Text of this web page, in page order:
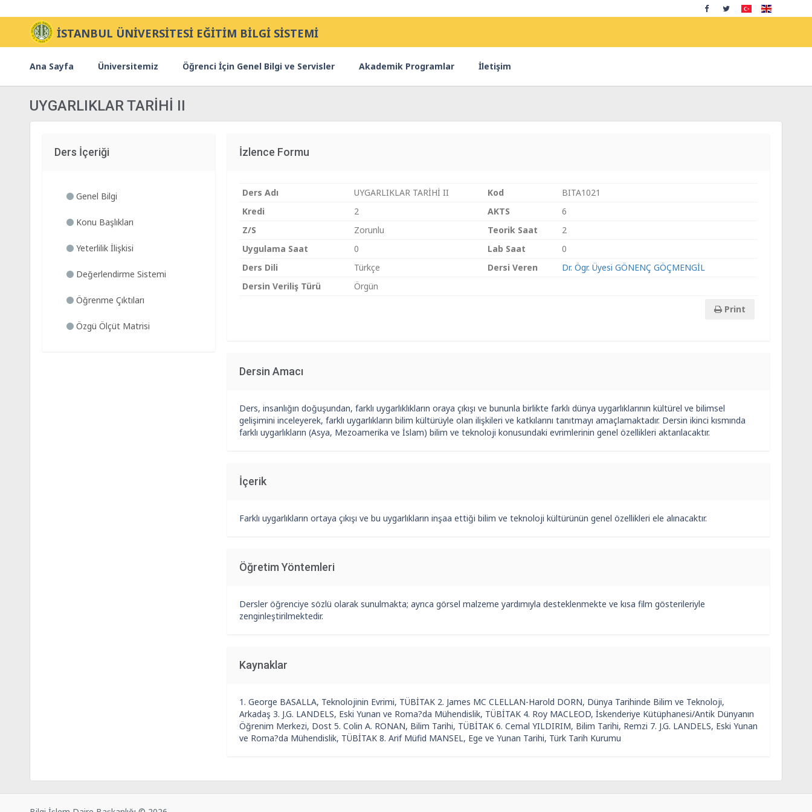
İSTANBUL ÜNİVERSİTESİ EĞİTİM BİLGİ SİSTEMİ
Ana Sayfa Üniversitemiz Öğrenci İçin Genel Bilgi ve Servisler Akademik Programlar İletişim
UYGARLIKLAR TARİHİ II
Ders İçeriği
Genel Bilgi
Konu Başlıkları
Yeterlilik İlişkisi
Değerlendirme Sistemi
Öğrenme Çıktıları
Özgü Ölçüt Matrisi
İzlence Formu
Ders Adı UYGARLIKLAR TARİHİ II Kod
BITA1021
Kredi
2 AKTS
6
Z/S
Zorunlu Teorik Saat
2
Uygulama Saat
0 Lab Saat
0
Ders Dili
Türkçe Dersi Veren
Dr. Ögr. Üyesi GÖNENÇ GÖÇMENGİL
Dersin Veriliş Türü
Örgün
Print
Dersin Amacı
Ders, insanlığın doğuşundan, farklı uygarlıklıkların oraya çıkışı ve bununla birlikte farklı dünya uygarlıklarının kültürel ve bilimsel
gelişimini inceleyerek, farklı uygarlıkların bilim kültürüyle olan ilişkileri ve katkılarını tanıtmayı amaçlamaktadır. Dersin ikinci kısmında
farklı uygarlıkların (Asya, Mezoamerika ve İslam) bilim ve teknoloji konusundaki evrimlerinin genel özellikleri aktarılacaktır.
İçerik
Farklı uygarlıkların ortaya çıkışı ve bu uygarlıkların inşaa ettiği bilim ve teknoloji kültürünün genel özellikleri ele alınacaktır.
Öğretim Yöntemleri
Dersler öğrenciye sözlü olarak sunulmakta; ayrıca görsel malzeme yardımıyla desteklenmekte ve kısa film gösterileriyle
zenginleştirilmektedir.
Kaynaklar
1. George BASALLA, Teknolojinin Evrimi, TÜBİTAK 2. James MC CLELLAN-Harold DORN, Dünya Tarihinde Bilim ve Teknoloji,
Arkadaş 3. J.G. LANDELS, Eski Yunan ve Roma?da Mühendislik, TÜBİTAK 4. Roy MACLEOD, İskenderiye Kütüphanesi/Antik Dünyanın
Öğrenim Merkezi, Dost 5. Colin A. RONAN, Bilim Tarihi, TÜBİTAK 6. Cemal YILDIRIM, Bilim Tarihi, Remzi 7. J.G. LANDELS, Eski Yunan
ve Roma?da Mühendislik, TÜBİTAK 8. Arif Müfid MANSEL, Ege ve Yunan Tarihi, Türk Tarih Kurumu